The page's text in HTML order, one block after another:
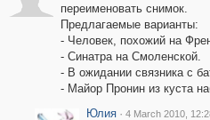
переименовать снимок.
Предлагаемые варианты:
- Человек, похожий на
- Синатра на Смоленской.
- В ожидании связника с
- Майор Пронин из куста
Юлия · 4 March 2010,